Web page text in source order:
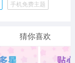
传奇手游
绝地求生
手机免费主题
猜你喜欢